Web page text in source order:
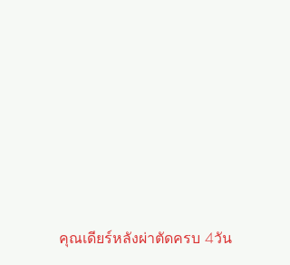
คุณเดียร์หลังผ่าตัดครบ 4วัน